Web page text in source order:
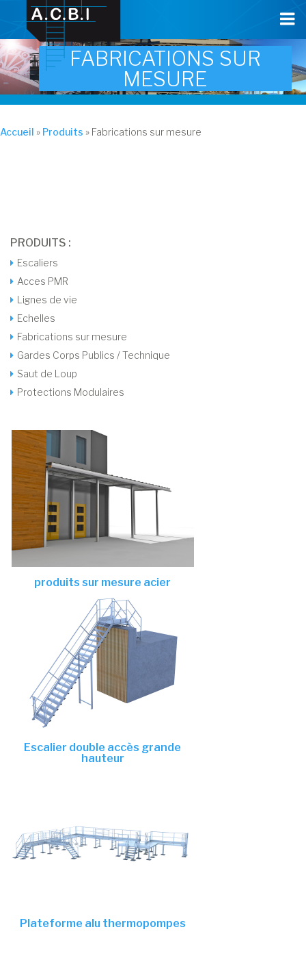
FABRICATIONS SUR
MESURE
Accueil » Produits » Fabrications sur mesure
PRODUITS :
Escaliers
Acces PMR
Lignes de vie
Echelles
Fabrications sur mesure
Gardes Corps Publics / Technique
Saut de Loup
Protections Modulaires
produits sur mesure acier
Escalier double accès grande
hauteur
Plateforme alu thermopompes
Cookies management panel